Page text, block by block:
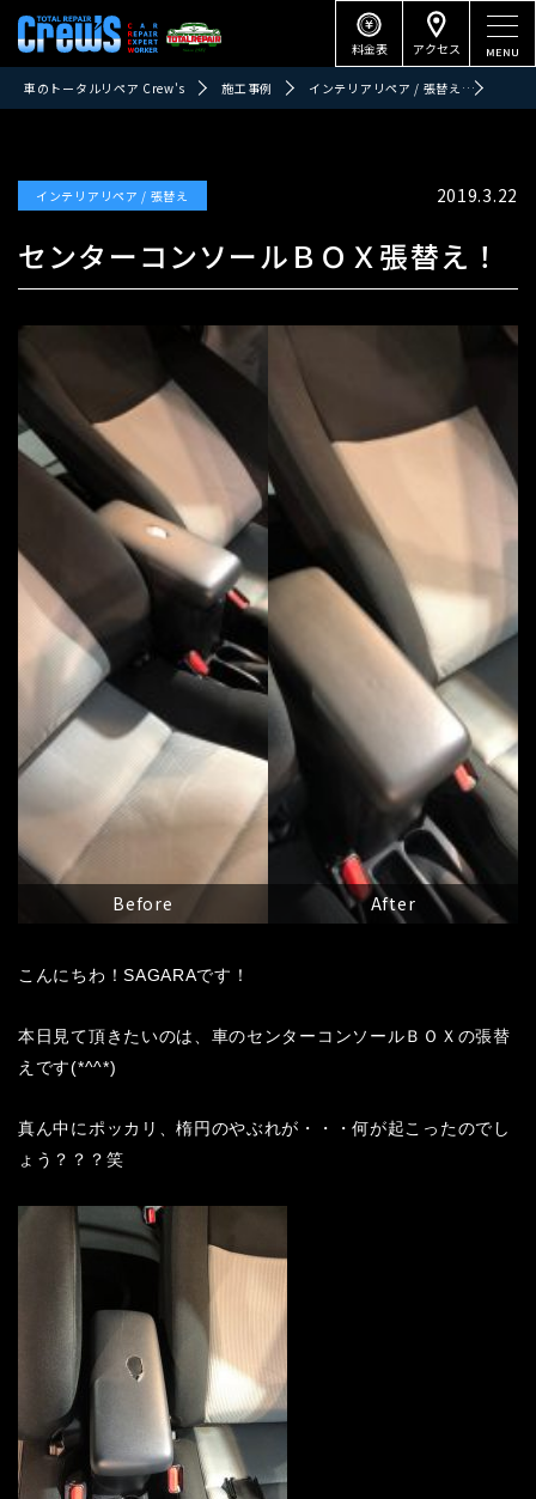
料金表 アクセス
車のトータルリペア Crew's 施工事例 インテリアリペア / 張替え
インテリアリペア / 張替え 2019.3.22
センターコンソールＢＯＸ張替え！
Before After
こんにちわ！SAGARAです！
本日見て頂きたいのは、車のセンターコンソールＢＯＸの張替
えです(*^^*)
真ん中にポッカリ、楕円のやぶれが・・・何が起こったのでし
ょう？？？笑